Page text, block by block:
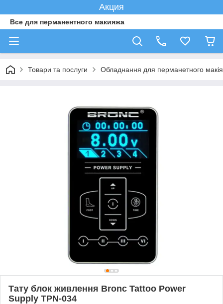
Акция
Все для перманентного макияжа
Товари та послуги Обладнання для перманетного
Тату блок живлення Bronc Tattoo Power
Supply TPN-034